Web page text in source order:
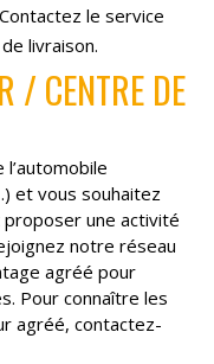
le service
livraison.
/ CENTRE DE
et vous souhaitez
une activité
notre réseau
agréé pour
Pour connaître les
agréé, contactez-